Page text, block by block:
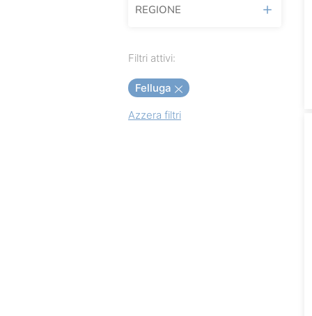
24 Baroni
Aberlour
Achouffe
Agricola Calafata
REGIONE
Friuli Venezia Giulia
Filtri attivi:
Felluga
Azzera filtri